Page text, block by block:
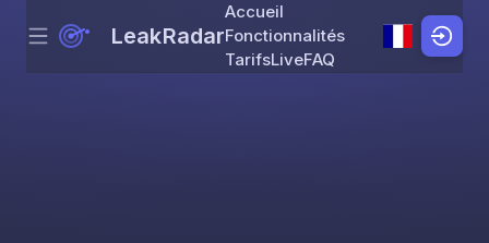
Skip to content
Menu LeakRadar
Accueil
Fonctionnalités
TarifsLiveFAQ